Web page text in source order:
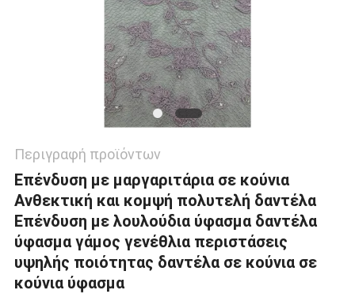
Περιγραφή προϊόντων
Επένδυση με μαργαριτάρια σε κούνια
Ανθεκτική και κομψή πολυτελή δαντέλα
Επένδυση με λουλούδια ύφασμα δαντέλα
ύφασμα γάμος γενέθλια περιστάσεις
υψηλής ποιότητας δαντέλα σε κούνια σε
κούνια ύφασμα